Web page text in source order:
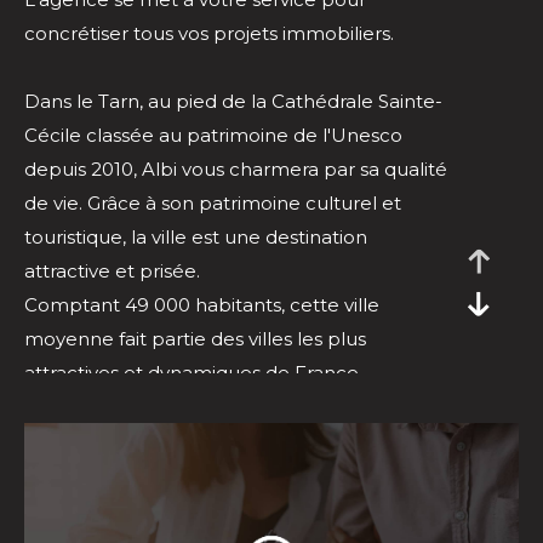
concrétiser tous vos projets immobiliers.
Dans le Tarn, au pied de la Cathédrale Sainte-
Cécile classée au patrimoine de l'Unesco
depuis 2010, Albi vous charmera par sa qualité
de vie. Grâce à son patrimoine culturel et
touristique, la ville est une destination
attractive et prisée.
Comptant 49 000 habitants, cette ville
moyenne fait partie des villes les plus
attractives et dynamiques de France.
C'est une ville animée, on y recense des
équipements culturels tel que 2 théâtres et 3
cinémas, la faculté Champollion et plusieurs